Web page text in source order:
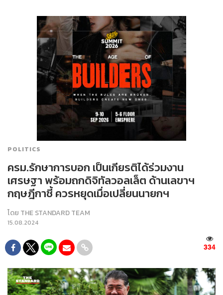
POLITICS
ครม.รักษาการบอก เป็นเกียรติได้ร่วมงาน
เศรษฐา พร้อมถกดิจิทัลวอลเล็ต ด้านเลขาฯ
กฤษฎีกา​ชี้ ควรหยุดเมื่อเปลี่ยนนายกฯ
โดย THE STANDARD TEAM
15.08.2024
334